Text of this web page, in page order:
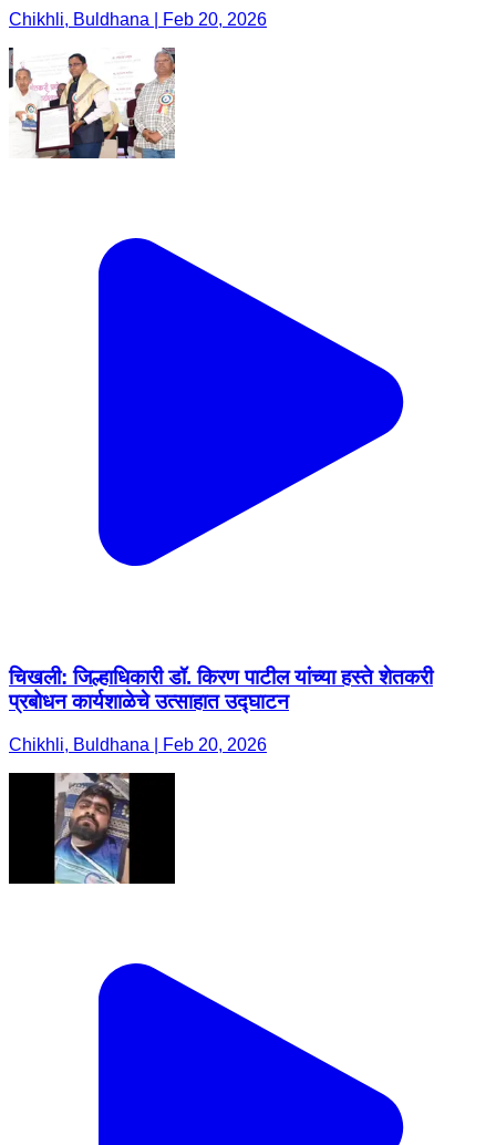
Chikhli, Buldhana | Feb 20, 2026
चिखली: जिल्हाधिकारी डॉ. किरण पाटील यांच्या हस्ते शेतकरी
प्रबोधन कार्यशाळेचे उत्साहात उद्घाटन
Chikhli, Buldhana | Feb 20, 2026